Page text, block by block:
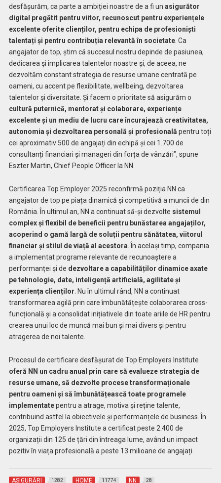
desfășurăm, ca parte a ambiției noastre de a fi un asigurător
digital pregătit pentru viitor, recunoscut pentru experiențele
excelente oferite clienților, pentru echipa de profesioniști
talentați și pentru contribuția relevantă în societate. Ca
angajator de top, știm că succesul nostru depinde de pasiunea,
dedicarea și implicarea talentelor noastre și, de aceea, ne
dezvoltăm constant strategia de resurse umane centrată pe
oameni, cu accent pe flexibilitate, wellbeing, dezvoltarea
talentelor și diversitate. Și facem o prioritate să asigurăm o
cultură puternică, mentorat și colaborare, experiențe
excelente și un mediu de lucru care încurajează creativitatea,
autonomia și dezvoltarea personală și profesională pentru toți
cei aproximativ 500 de angajați din echipă și cei 1.700 de
consultanți financiari și manageri din forța de vânzări”, spune
Eszter Martin, Chief People Officer la NN.
Certificarea Top Employer 2025 reconfirmă poziția NN ca
angajator de top pe piața dinamică și competitivă a muncii de din
România. În ultimul an, NN a continuat să-și dezvolte sistemul
complex și flexibil de beneficii pentru bunăstarea angajaților,
acoperind o gamă largă de soluții pentru sănătatea, viitorul
financiar și stilul de viață al acestora . În același timp, compania
a implementat programe relevante de recunoaștere a
performanței și de dezvoltare a capabilităților dinamice axate
pe tehnologie, date, inteligență artificială, agilitate și
experiența clienților . Nu în ultimul rând, NN a continuat
transformarea agilă prin care îmbunătățește colaborarea cross-
funcțională și a consolidat inițiativele din toate ariile de HR pentru
crearea unui loc de muncă mai bun și mai divers și pentru
atragerea de noi talente.
Procesul de certificare desfășurat de Top Employers Institute
oferă NN un cadru anual prin care să evalueze strategia de
resurse umane, să dezvolte procese transformaționale
pentru oameni și să îmbunătățească toate programele
implementatepentru a atrage, motiva și reține talente,
contribuind astfel la obiectivele și performanțele de business. În
2025, Top Employers Institute a certificat peste 2.400 de
organizații din 125 de țări din întreaga lume, având un impact
pozitiv în viața profesională a peste 13 milioane de angajați.
ASIGURĂRI 1282 HOME 11774 NN 28